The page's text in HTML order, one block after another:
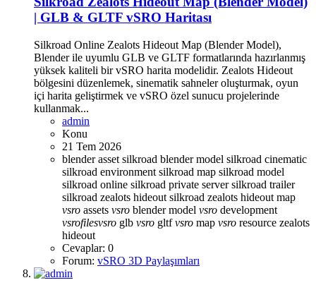
| GLB & GLTF vSRO Haritası
Silkroad Online Zealots Hideout Map (Blender Model),
Blender ile uyumlu GLB ve GLTF formatlarında hazırlanmış
yüksek kaliteli bir vSRO harita modelidir. Zealots Hideout
bölgesini düzenlemek, sinematik sahneler oluşturmak, oyun
içi harita geliştirmek ve vSRO özel sunucu projelerinde
kullanmak...
admin
Konu
21 Tem 2026
blender asset silkroad blender model silkroad cinematic
silkroad environment silkroad map silkroad model
silkroad online silkroad private serversilkroad trailer
silkroad zealots hideout silkroad zealots hideout map
vsro assets vsro blender model vsro development
vsrofilesvsro glb vsro gltfvsro map vsro resource zealots
hideout
Cevaplar: 0
Forum: vSRO 3D Paylaşımları